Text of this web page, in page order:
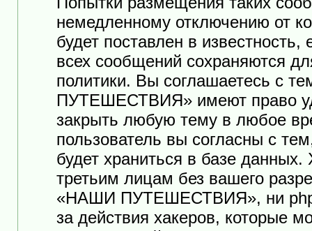
немедленному отключению от
будет поставлен в
всех сообщений сохраняются
политики. Вы соглашаетесь с
ПУТЕШЕСТВИЯ» имеют право
закрыть любую тему в любое
пользователь вы согласны с
будет храниться в базе
третьим лицам без вашего
«НАШИ ПУТЕШЕСТВИЯ», ни
за действия хакеров, которые